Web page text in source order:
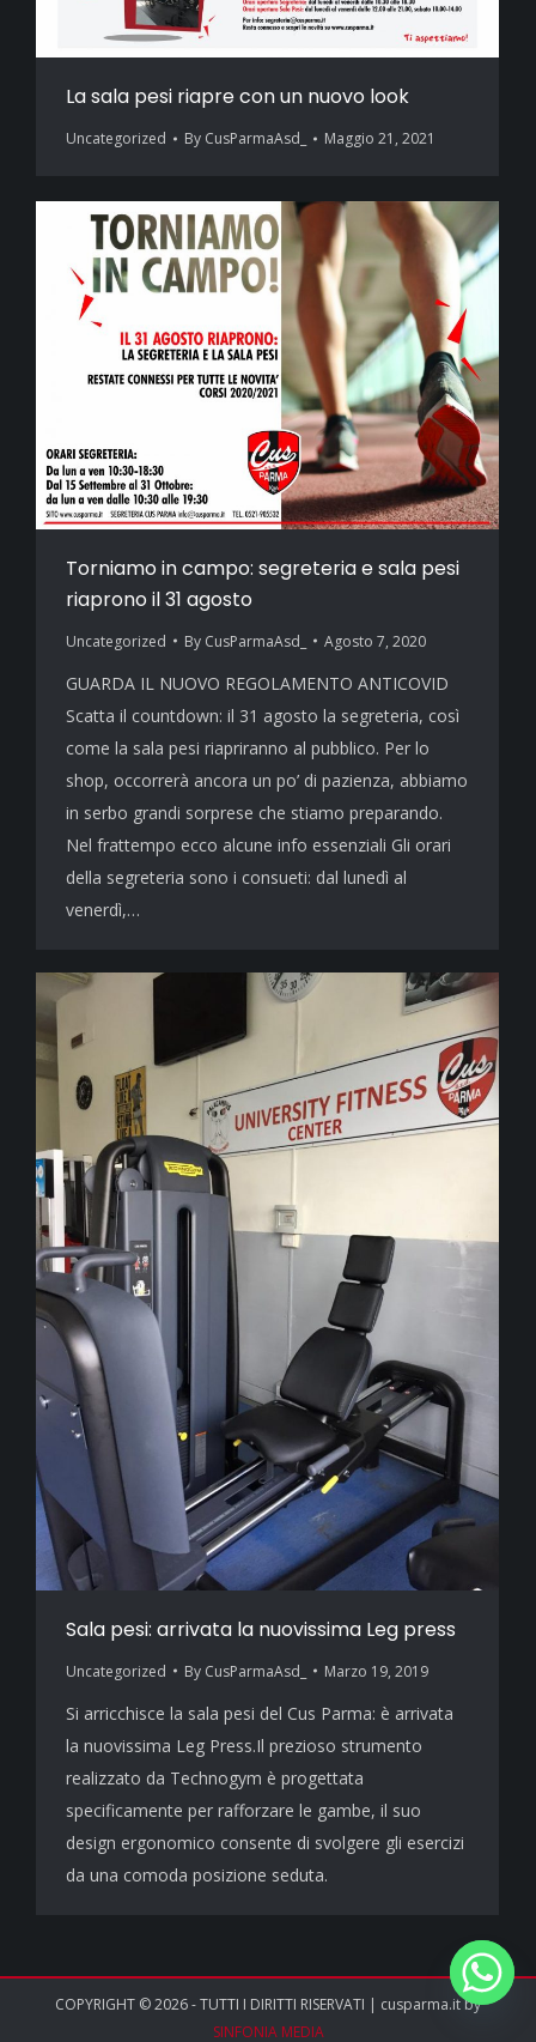
La sala pesi riapre con un nuovo look
Uncategorized By CusParmaAsd_ Maggio 21, 2021
Torniamo in campo: segreteria e sala pesi
riaprono il 31 agosto
Uncategorized By CusParmaAsd_ Agosto 7, 2020
GUARDA IL NUOVO REGOLAMENTO ANTICOVID
Scatta il countdown: il 31 agosto la segreteria, così
come la sala pesi riapriranno al pubblico. Per lo
shop, occorrerà ancora un po’ di pazienza, abbiamo
in serbo grandi sorprese che stiamo preparando.
Nel frattempo ecco alcune info essenziali Gli orari
della segreteria sono i consueti: dal lunedì al
venerdì,…
Sala pesi: arrivata la nuovissima Leg press
Uncategorized By CusParmaAsd_ Marzo 19, 2019
Si arricchisce la sala pesi del Cus Parma: è arrivata
la nuovissima Leg Press.Il prezioso strumento
realizzato da Technogym è progettata
specificamente per rafforzare le gambe, il suo
design ergonomico consente di svolgere gli esercizi
da una comoda posizione seduta.
COPYRIGHT © 2026 - TUTTI I DIRITTI RISERVATI | cusparma.it by
SINFONIA MEDIA